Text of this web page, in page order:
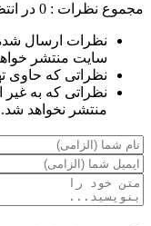
مجموع نظرات : 0 در
نظرات ارسال
سایت منتشر
نظراتی که حاوی
نظراتی که به غیر
منتشر نخواهد شد.